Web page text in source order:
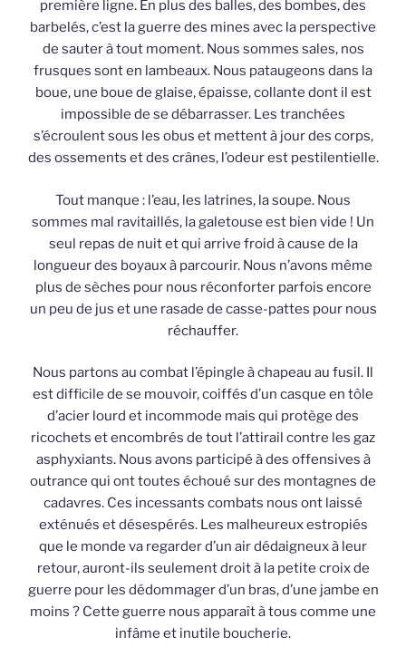
première ligne. En plus des balles, des bombes, des
barbelés, c’est la guerre des mines avec la perspective
de sauter à tout moment. Nous sommes sales, nos
frusques sont en lambeaux. Nous pataugeons dans la
boue, une boue de glaise, épaisse, collante dont il est
impossible de se débarrasser. Les tranchées
s’écroulent sous les obus et mettent à jour des corps,
des ossements et des crânes, l’odeur est pestilentielle.
Tout manque : l’eau, les latrines, la soupe. Nous
sommes mal ravitaillés, la galetouse est bien vide ! Un
seul repas de nuit et qui arrive froid à cause de la
longueur des boyaux à parcourir. Nous n’avons même
plus de sèches pour nous réconforter parfois encore
un peu de jus et une rasade de casse-pattes pour nous
réchauffer.
Nous partons au combat l’épingle à chapeau au fusil. Il
est difficile de se mouvoir, coiffés d’un casque en tôle
d’acier lourd et incommode mais qui protège des
ricochets et encombrés de tout l’attirail contre les gaz
asphyxiants. Nous avons participé à des offensives à
outrance qui ont toutes échoué sur des montagnes de
cadavres. Ces incessants combats nous ont laissé
exténués et désespérés. Les malheureux estropiés
que le monde va regarder d’un air dédaigneux à leur
retour, auront-ils seulement droit à la petite croix de
guerre pour les dédommager d’un bras, d’une jambe en
moins ? Cette guerre nous apparaît à tous comme une
infâme et inutile boucherie.